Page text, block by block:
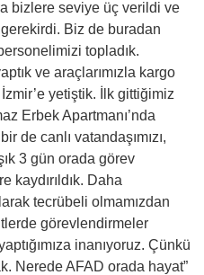
bizlere seviye üç verildi ve
Biz de buradan
personelimizi topladık.
ve araçlarımızla kargo
yetiştik. İlk gittiğimiz
Erbek Apartmanı’nda
de canlı vatandaşımızı,
3 gün orada görev
kaydırıldık. Daha
tecrübeli olmamızdan
görevlendirmeler
inanıyoruz. Çünkü
Nerede AFAD orada hayat”